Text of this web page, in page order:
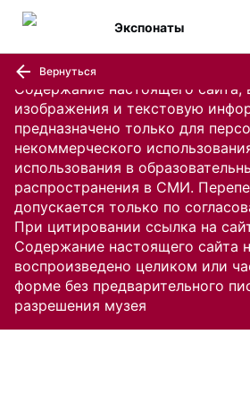
Содержание настоящего сайта,
изображения и текстовую
предназначено только для
некоммерческого
использования в
распространения в СМИ.
допускается только по
При цитировании ссылка на
Содержание настоящего сайта
воспроизведено целиком или
форме без предварительного
разрешения музея
Экспонаты
Вернуться